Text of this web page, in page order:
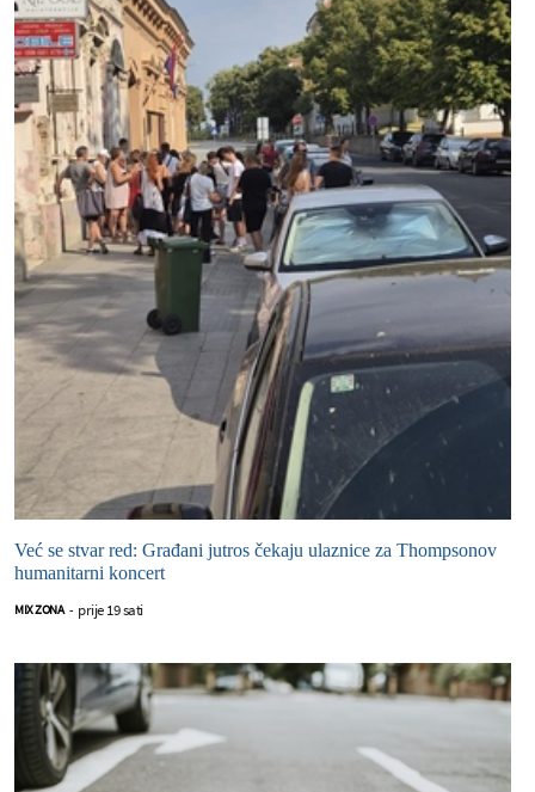
Već se stvar red: Građani jutros čekaju ulaznice za Thompsonov
humanitarni koncert
MIX ZONA - prije 19 sati